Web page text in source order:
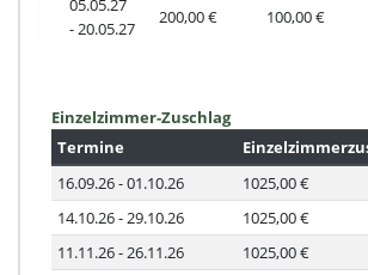
05.05.27
- 20.05.27
200,00 € 100,00 €
Einzelzimmer-Zuschlag
Termine
16.09.26- 01.10.26
1025,00 €
14.10.26- 29.10.26
1025,00 €
11.11.26- 26.11.26
1025,00 €